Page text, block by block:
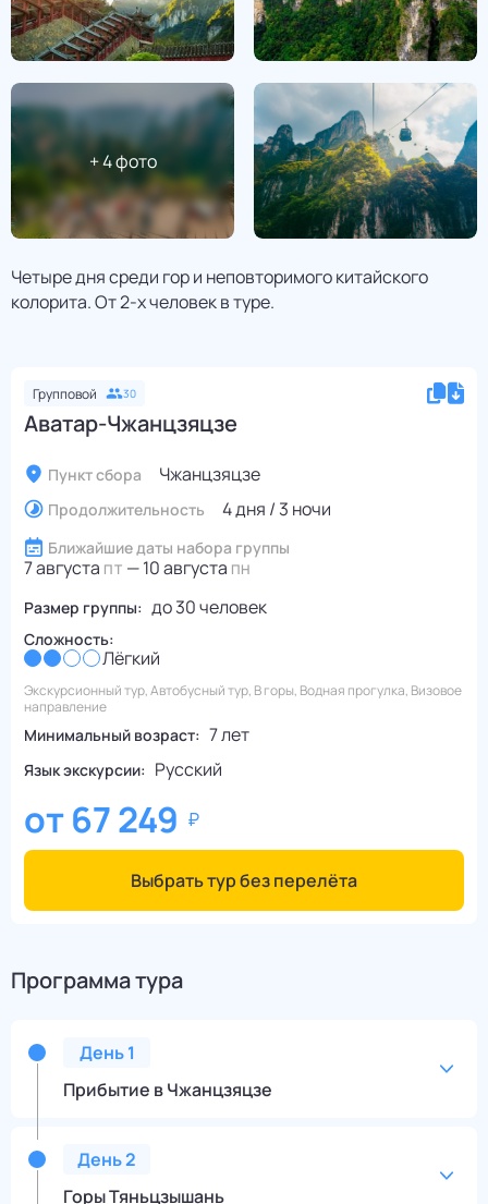
+4фото
Четыре дня среди гор и неповторимого китайского
колорита. От 2-х человек в туре.
Групповой 30
Аватар-Чжанцзяцзе
Пункт сбора Чжанцзяцзе
Продолжительность 4 дня / 3 ночи
Ближайшие даты набора группы
7 августа ПТ —10 августа ПН
Размер группы: до30человек
Сложность:
Лёгкий
Экскурсионный тур, Автобусный тур, В горы, Водная прогулка, Визовое
направление
Минимальный возраст: 7 лет
Язык экскурсии: Русский
от67 249
Выбрать тур без перелёта
Программа тура
День1
Прибытие в Чжанцзяцзе
День2
Горы Тяньцзышань